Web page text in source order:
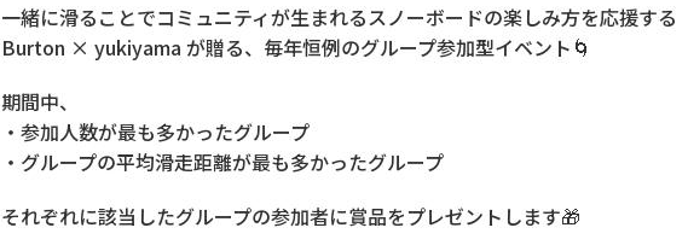
一緒に滑ることでコミュニティが生まれるスノーボードの楽しみ方を応援する
Burton × yukiyama が贈る、毎年恒例のグループ参加型イベント🌀
期間中、
・参加人数が最も多かったグループ
・グループの平均滑走距離が最も多かったグループ
それぞれに該当したグループの参加者に賞品をプレゼントします🎁